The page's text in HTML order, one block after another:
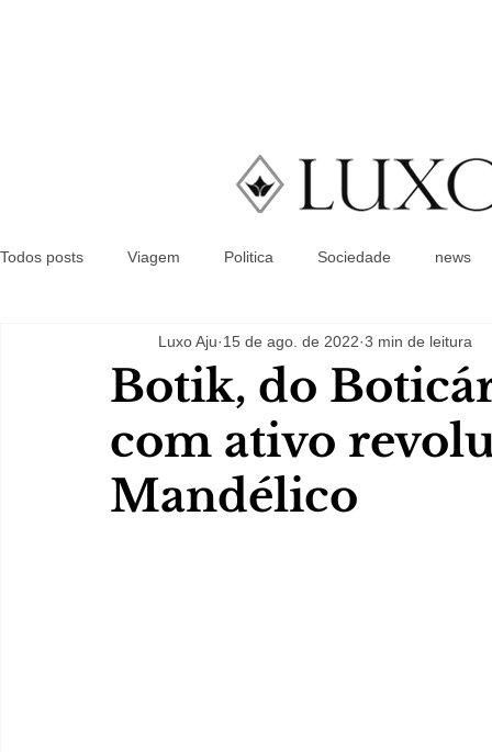
Todos posts Viagem Politica Sociedade news
Botik, do
com ativo
Mandélico
Luxo Aju 15 de ago. de 2022 3 min de leitura